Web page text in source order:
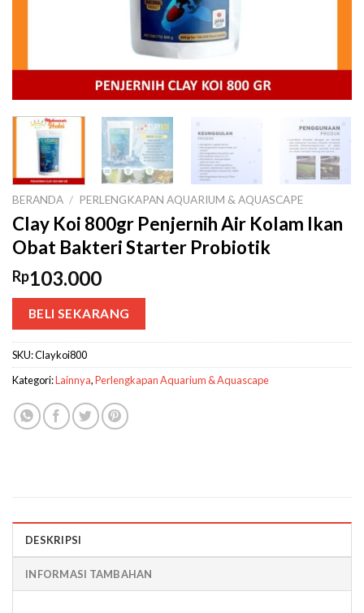
BERANDA / PERLENGKAPAN AQUARIUM & AQUASCAPE
Clay Koi 800gr Penjernih Air Kolam Ikan
Obat Bakteri Starter Probiotik
Rp103.000
BELI SEKARANG
SKU:Claykoi800
Kategori:Lainnya,Perlengkapan Aquarium & Aquascape
DESKRIPSI
INFORMASI TAMBAHAN